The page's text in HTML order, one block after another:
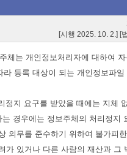
[시행 2025. 10. 2.] [
체는 개인정보처리자에 대하여
등록 대상이 되는 개인정보파
지 요구를 받았을 때에는 지체
경우에는 정보주체의 처리정지
의무를 준수하기 위하여 불가피
가 있거나 다른 사람의 재산과 그